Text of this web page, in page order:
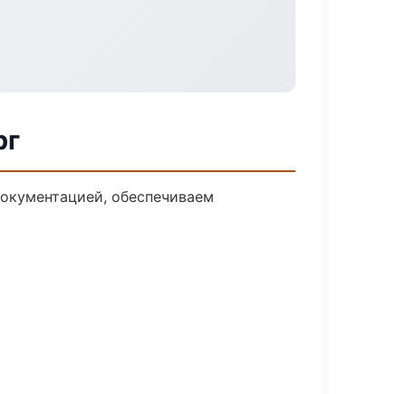
обеспечиваем